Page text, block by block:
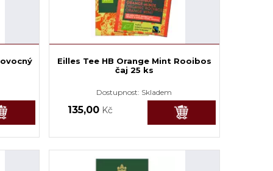
Eilles Tee HB Orange Mint Rooibos
čaj 25 ks
Dostupnost: Skladem
135,00 Kč